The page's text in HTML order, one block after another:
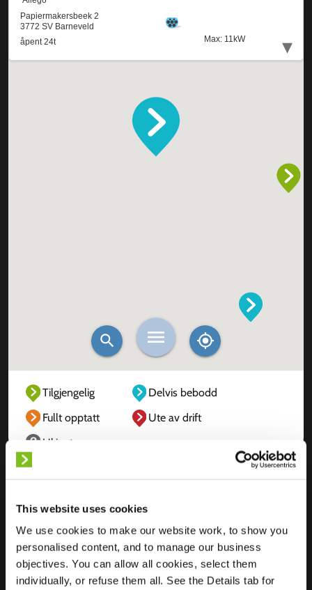
This website uses cookies
We use cookies to make our website work, to show you
personalised content, and to manage our business
objectives. You can allow all cookies, select them
individually, or refuse them all. See the Details tab for
Tilgjengelig
Delvis bebodd
Fullt opptatt
Ute av drift
Ukjent
Sted
Papiermakersbeek 2
3772 SV Barneveld
Nederland